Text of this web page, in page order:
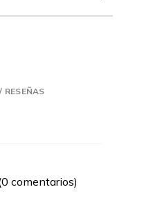
RESEÑAS
comentarios)